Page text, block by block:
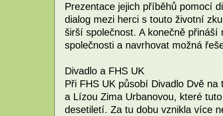
Prezentace jejich příběhů pomocí
dialog mezi herci s touto životní
širší společnost. A konečně
společnosti a navrhovat možná
Divadlo a FHS UK
Při FHS UK působí Divadlo Dvě
a Lízou Zima Urbanovou, které
desetiletí. Za tu dobu vznikla více